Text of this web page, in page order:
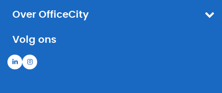
Over OfficeCity
Volg ons